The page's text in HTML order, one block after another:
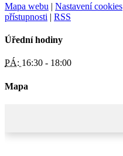
Mapa webu | Nastavení cookies
přístupnosti | RSS
Úřední hodiny
PÁ: 16:30 - 18:00
Mapa